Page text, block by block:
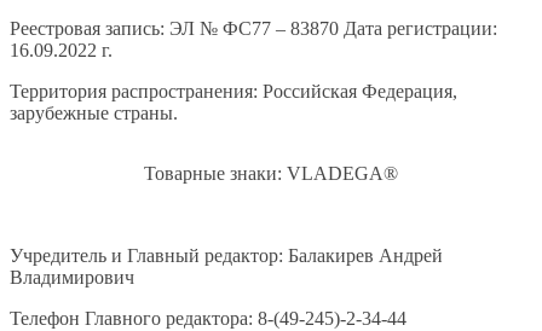
Реестровая запись: ЭЛ № ФС77 – 83870 Дата регистрации:
16.09.2022 г.
Территория распространения: Российская Федерация,
зарубежные страны.
Товарные знаки: VLADEGA®
Учредитель и Главный редактор: Балакирев Андрей
Владимирович
Телефон Главного редактора: 8-(49-245)-2-34-44